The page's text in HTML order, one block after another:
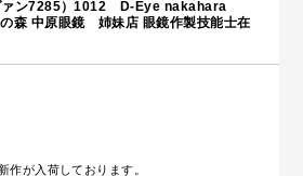
ァン7285）1012 D-Eye nakahara
森 中原眼鏡 姉妹店 眼鏡作製技能士在
作が入荷しております。